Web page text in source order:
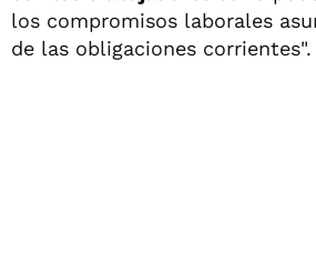
los compromisos laborales
de las obligaciones corrientes".